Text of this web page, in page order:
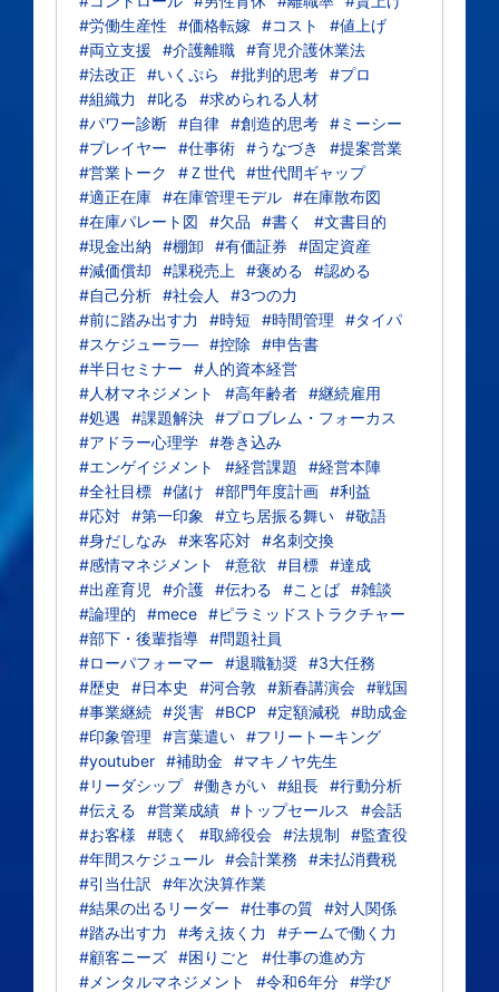
#労働生産性
#価格転嫁 #コスト
#値上げ
#両立支援
#介護離職 #育児介護休業法
#法改正
#いくぷら #批判的思考 #プロ
#組織力
#叱る
#求められる人材
#パワー診断 #自律 #創造的思考 #ミーシー
#プレイヤー
#仕事術 #うなづき
#提案営業
#営業トーク
#Ｚ世代 #世代間ギャップ
#適正在庫 #在庫管理モデル #在庫散布図
#在庫パレート図
#欠品 #書く
#文書目的
#現金出納
#棚卸 #有価証券
#固定資産
#減価償却
#課税売上 #褒める
#認める
#自己分析 #社会人
#3つの力
#前に踏み出す力
#時短 #時間管理
#タイパ
#スケジューラ― #控除
#申告書
#半日セミナー
#人的資本経営
#人材マネジメント
#高年齢者 #継続雇用
#処遇
#課題解決 #プロブレム・フォーカス
#アドラー心理学 #巻き込み
#エンゲイジメント
#経営課題
#経営本陣
#全社目標 #儲け #部門年度計画 #利益
#応対 #第一印象 #立ち居振る舞い #敬語
#身だしなみ #来客応対 #名刺交換
#感情マネジメント
#意欲 #目標 #達成
#出産育児
#介護 #伝わる #ことば #雑談
#論理的
#mece #ピラミッドストラクチャー
#部下・後輩指導 #問題社員
#ローパフォーマー
#退職勧奨 #3大任務
#歴史
#日本史 #河合敦 #新春講演会 #戦国
#事業継続 #災害 #BCP #定額減税 #助成金
#印象管理
#言葉遣い #フリートーキング
#youtuber #補助金
#マキノヤ先生
#リーダシップ #働きがい #組長 #行動分析
#伝える
#営業成績 #トップセールス
#会話
#お客様
#聴く #取締役会 #法規制
#監査役
#年間スケジュール #会計業務
#未払消費税
#引当仕訳
#年次決算作業
#結果の出るリーダー
#仕事の質 #対人関係
#踏み出す力
#考え抜く力
#チームで働く力
#顧客ニーズ #困りごと
#仕事の進め方
#メンタルマネジメント
#令和6年分 #学び